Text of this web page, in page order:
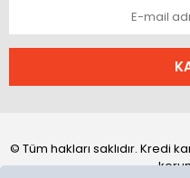
© Tüm hakları saklıdır. Kredi